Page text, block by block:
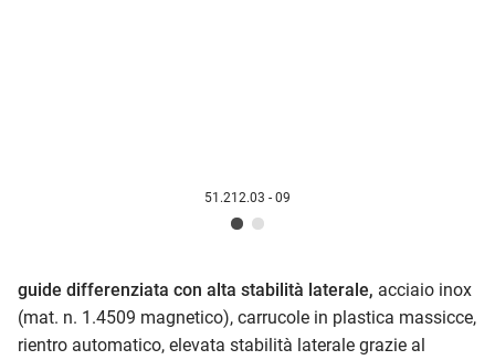
51.212.03 - 09
guide differenziata con alta stabilità laterale, acciaio inox
(mat. n. 1.4509 magnetico), carrucole in plastica massicce,
rientro automatico, elevata stabilità laterale grazie al